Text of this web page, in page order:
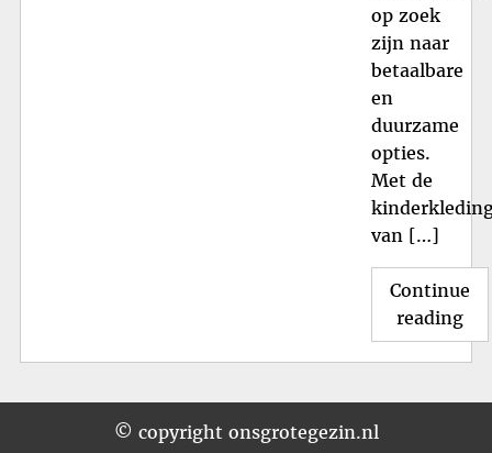
op zoek
zijn naar
betaalbare
en
duurzame
opties.
Met de
van […]
Continue
reading
en
© copyright onsgrotegezin.nl